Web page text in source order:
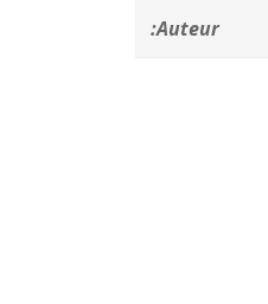
Auteur: